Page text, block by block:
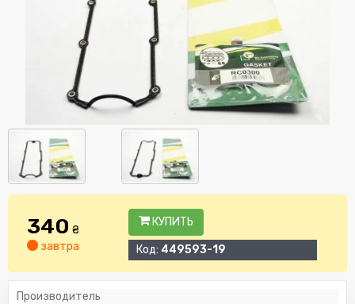
340 ₴
завтра
КУПИТЬ
Код: 449593-19
Производитель